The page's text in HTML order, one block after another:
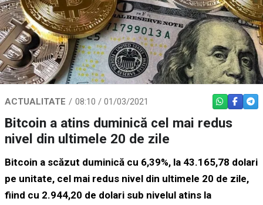
ACTUALITATE 08:10 / 01/03/2021 WHATSAPP
Bitcoin a atins duminică cel mai redus
nivel din ultimele 20 de zile
Bitcoin a scăzut duminică cu 6,39%, la 43.165,78 dolari
pe unitate, cel mai redus nivel din ultimele 20 de zile,
fiind cu 2.944,20 de dolari sub nivelul atins la